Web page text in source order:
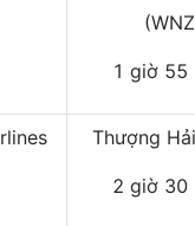
1 giờ 55
Thượng
2 giờ 30